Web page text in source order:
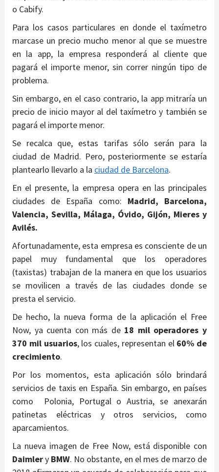
o Cabify.
Para los casos particulares en donde el taxímetro
marcase un precio mucho menor al que se muestre
en la app, la empresa responderá al cliente que
pagará el importe menor, sin correr ningún tipo de
problema.
Sin embargo, en el caso contrario, la app mitraría un
precio de inicio mayor al del taxímetro y también se
pagará el importe menor.
Se recalca que, estas tarifas sólo serán para la
ciudad de Madrid. Pero, posteriormente se estaría
plantearlo llevarlo a la ciudad de Barcelona.
En el presente, la empresa opera en las principales
ciudades de España como: Madrid, Barcelona,
Valencia, Sevilla, Málaga, Óvido, Gijón, Mieres y
Avilés.
Afortunadamente, esta empresa es consciente de un
papel muy fundamental que los operadores
(taxistas) trabajan de la manera en que los usuarios
se movilicen a través de las ciudades donde se
presta el servicio.
De hecho, la nueva forma de la aplicación el Free
Now, ya cuenta con más de 18 mil operadores y
370 mil usuarios, los cuales, representan el60% de
crecimiento.
Por los momentos, esta aplicación sólo brindará
servicios de taxis en España. Sin embargo, en países
como Polonia, Portugal o Austria, se anexarán
patinetas eléctricas y otros servicios, como
aparcamientos.
La nueva imagen de Free Now, está disponible con
Daimlery BMW. No obstante, en el mes de marzo de